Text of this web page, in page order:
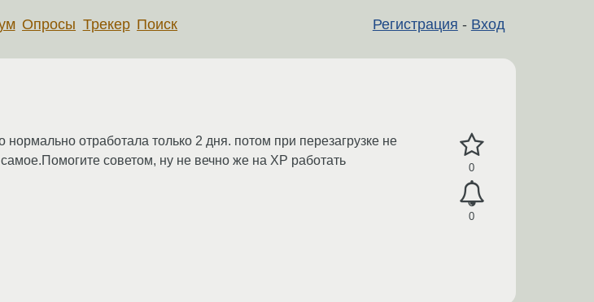
Регистрация - Вход
Опросы Трекер Поиск
0
0
отработала только 2 дня. потом при перезагрузке не
советом, ну не вечно же на XP работать